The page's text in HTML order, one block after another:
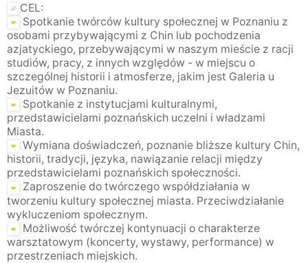
CEL:
Spotkanie twórców kultury społecznej w Poznaniu z
osobami przybywającymi z Chin lub pochodzenia
azjatyckiego, przebywającymi w naszym mieście z racji
studiów, pracy, z innych względów - w miejscu o
szczególnej historii i atmosferze, jakim jest Galeria u
Jezuitów w Poznaniu.
Spotkanie z instytucjami kulturalnymi,
przedstawicielami poznańskich uczelni i władzami
Miasta.
Wymiana doświadczeń, poznanie bliższe kultury Chin,
historii, tradycji, języka, nawiązanie relacji między
przedstawicielami poznańskich społeczności.
Zaproszenie do twórczego współdziałania w
tworzeniu kultury społecznej miasta. Przeciwdziałanie
wykluczeniom społecznym.
Możliwość twórczej kontynuacji o charakterze
warsztatowym (koncerty, wystawy, performance) w
przestrzeniach miejskich.